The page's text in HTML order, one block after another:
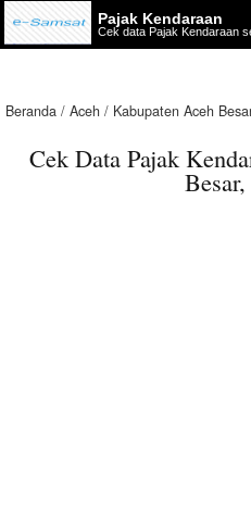
Pajak Kendaraan
Cek data Pajak Kendaraan
Beranda Aceh Kabupaten Aceh
Cek Data Pajak